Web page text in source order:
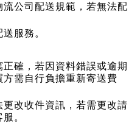
公司配送規範，若無法配
服務。
確，若因資料錯誤或逾期
需自行負擔重新寄送費
改收件資訊，若需更改請
。